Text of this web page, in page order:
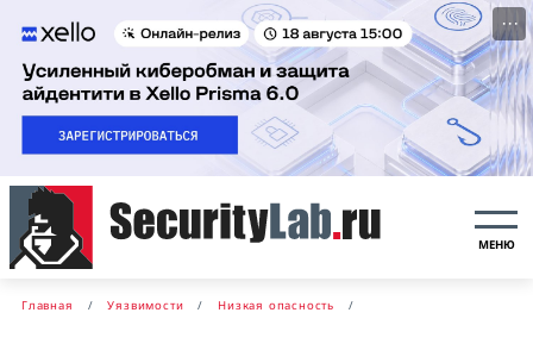
···
МЕНЮ
Главная Уязвимости Низкая опасность